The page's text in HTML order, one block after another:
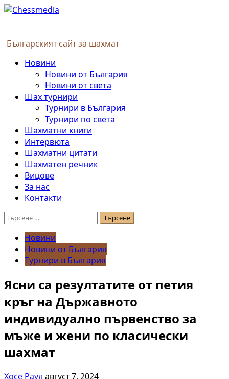
Skip
Българският сайт за шахмат
PrimaryНовини
Новини от България
Новини от света
Шах турнири
Турнири в България
Турнири по света
Шахматни книги
Интервюта
Шахматни цитати
Шахматен речник
Вицове
За нас
Контакти
Търсене
Новини
Новини от България
Турнири в България
Ясни са резултатите от петия
кръг на Държавното
индивидуално първенство за
мъже и жени по класически
шахмат
Хосе Раул август 7, 2024